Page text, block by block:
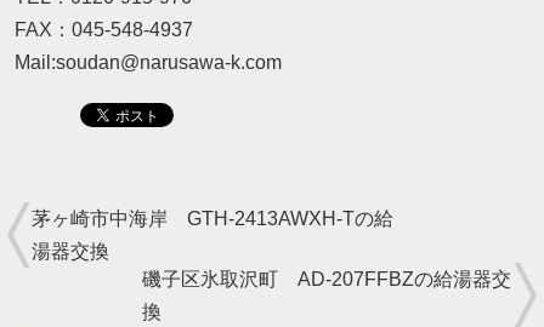
FAX：045-548-4937
Mail:soudan@narusawa-k.com
茅ヶ崎市中海岸 GTH-2413AWXH-Tの給
湯器交換
磯子区氷取沢町 AD-207FFBZの給湯器交
換